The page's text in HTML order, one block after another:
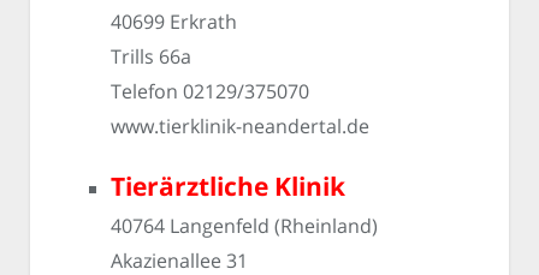
40699 Erkrath
Trills 66a
Telefon 02129/375070
www.tierklinik-neandertal.de
Tierärztliche Klinik
40764 Langenfeld (Rheinland)
Akazienallee 31